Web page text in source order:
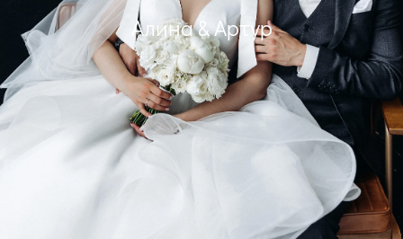
Алина & Артур